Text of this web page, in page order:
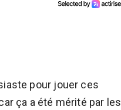
pour jouer ces
ça a été mérité par les